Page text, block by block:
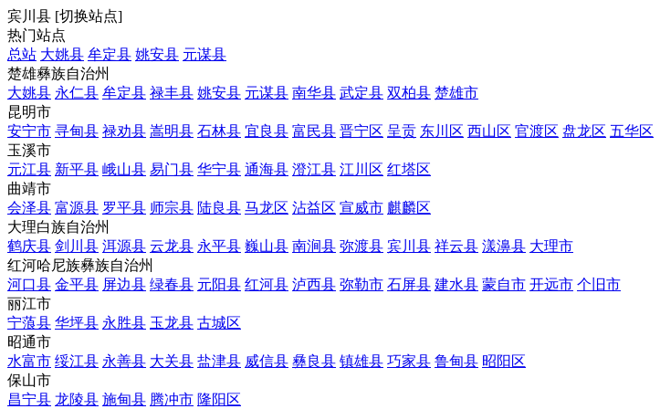
宾川县 [切换站点]
热门站点
总站 大姚县 牟定县 姚安县 元谋县
楚雄彝族自治州
大姚县 永仁县 牟定县 禄丰县 姚安县 元谋县 南华县 武定县 双柏县 楚雄市
昆明市
安宁市 寻甸县 禄劝县 嵩明县 石林县 宜良县 富民县 晋宁区 呈贡 东川区 西山区 官渡区 盘龙区 五华区
玉溪市
元江县 新平县 峨山县 易门县 华宁县 通海县 澄江县 江川区 红塔区
曲靖市
会泽县 富源县 罗平县 师宗县 陆良县 马龙区 沾益区 宣威市 麒麟区
大理白族自治州
鹤庆县 剑川县 洱源县 云龙县 永平县 巍山县 南涧县 弥渡县 宾川县 祥云县 漾濞县 大理市
红河哈尼族彝族自治州
河口县 金平县 屏边县 绿春县 元阳县 红河县 泸西县 弥勒市 石屏县 建水县 蒙自市 开远市 个旧市
丽江市
宁蒗县 华坪县 永胜县 玉龙县 古城区
昭通市
水富市 绥江县 永善县 大关县 盐津县 威信县 彝良县 镇雄县 巧家县 鲁甸县 昭阳区
保山市
昌宁县 龙陵县 施甸县 腾冲市 隆阳区